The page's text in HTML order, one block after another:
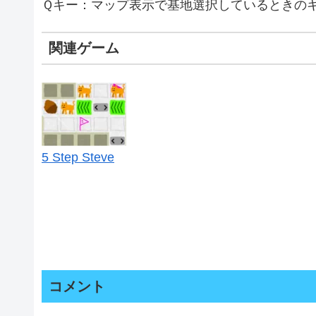
Ｑキー：マップ表示で基地選択しているときの
関連ゲーム
5 Step Steve
コメント